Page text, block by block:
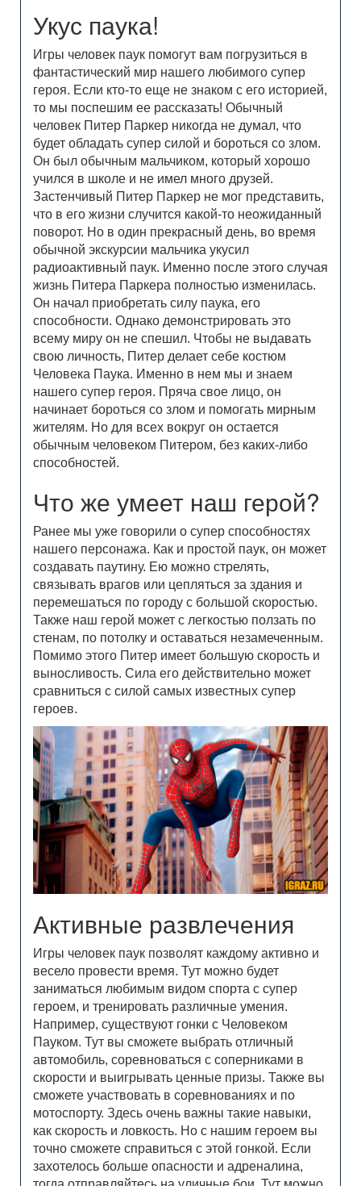
Укус паука!
Игры человек паук помогут вам погрузиться в
фантастический мир нашего любимого супер
героя. Если кто-то еще не знаком с его историей,
то мы поспешим ее рассказать! Обычный
человек Питер Паркер никогда не думал, что
будет обладать супер силой и бороться со злом.
Он был обычным мальчиком, который хорошо
учился в школе и не имел много друзей.
Застенчивый Питер Паркер не мог представить,
что в его жизни случится какой-то неожиданный
поворот. Но в один прекрасный день, во время
обычной экскурсии мальчика укусил
радиоактивный паук. Именно после этого случая
жизнь Питера Паркера полностью изменилась.
Он начал приобретать силу паука, его
способности. Однако демонстрировать это
всему миру он не спешил. Чтобы не выдавать
свою личность, Питер делает себе костюм
Человека Паука. Именно в нем мы и знаем
нашего супер героя. Пряча свое лицо, он
начинает бороться со злом и помогать мирным
жителям. Но для всех вокруг он остается
обычным человеком Питером, без каких-либо
способностей.
Что же умеет наш герой?
Ранее мы уже говорили о супер способностях
нашего персонажа. Как и простой паук, он может
создавать паутину. Ею можно стрелять,
связывать врагов или цепляться за здания и
перемешаться по городу с большой скоростью.
Также наш герой может с легкостью ползать по
стенам, по потолку и оставаться незамеченным.
Помимо этого Питер имеет большую скорость и
выносливость. Сила его действительно может
сравниться с силой самых известных супер
героев.
Активные развлечения
Игры человек паук позволят каждому активно и
весело провести время. Тут можно будет
заниматься любимым видом спорта с супер
героем, и тренировать различные умения.
Например, существуют гонки с Человеком
Пауком. Тут вы сможете выбрать отличный
автомобиль, соревноваться с соперниками в
скорости и выигрывать ценные призы. Также вы
сможете участвовать в соревнованиях и по
мотоспорту. Здесь очень важны такие навыки,
как скорость и ловкость. Но с нашим героем вы
точно сможете справиться с этой гонкой. Если
захотелось больше опасности и адреналина,